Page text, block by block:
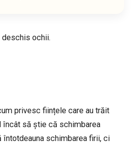
ochii.
privesc ființele care au trăit
încât să știe că schimbarea
întotdeauna schimbarea firii, ci